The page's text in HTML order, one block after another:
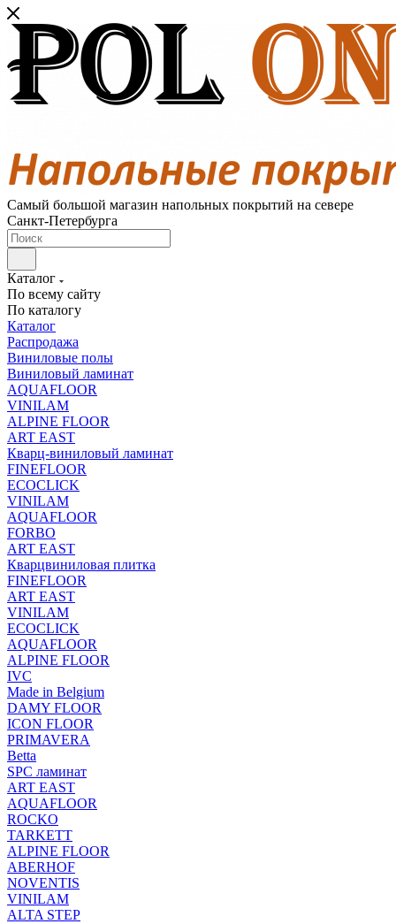
Самый большой магазин напольных покрытий на севере
Санкт-Петербурга
Каталог
По всему сайту
По каталогу
Каталог
Распродажа
Виниловые полы
Виниловый ламинат
AQUAFLOOR
VINILAM
ALPINE FLOOR
ART EAST
Кварц-виниловый ламинат
FINEFLOOR
ECOCLICK
VINILAM
AQUAFLOOR
FORBO
ART EAST
Кварцвиниловая плитка
FINEFLOOR
ART EAST
VINILAM
ECOCLICK
AQUAFLOOR
ALPINE FLOOR
IVC
Made in Belgium
DAMY FLOOR
ICON FLOOR
PRIMAVERA
Betta
SPC ламинат
ART EAST
AQUAFLOOR
ROCKO
TARKETT
ALPINE FLOOR
ABERHOF
NOVENTIS
VINILAM
ALTA STEP